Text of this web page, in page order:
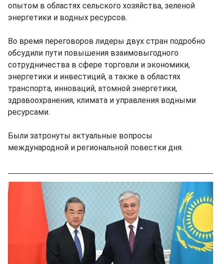
опытом в областях сельского хозяйства, зеленой
энергетики и водных ресурсов.
Во время переговоров лидеры двух стран подробно
обсудили пути повышения взаимовыгодного
сотрудничества в сфере торговли и экономики,
энергетики и инвестиций, а также в областях
транспорта, инноваций, атомной энергетики,
здравоохранения, климата и управления водными
ресурсами.
Были затронуты актуальные вопросы
международной и региональной повестки дня.